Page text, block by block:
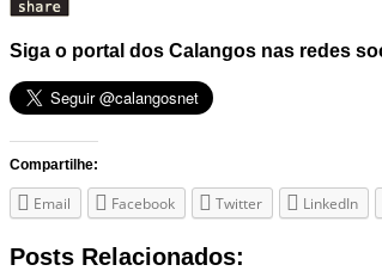
Siga o portal dos Calangos nas redes
Compartilhe:
Email Facebook Twitter LinkedIn
Posts Relacionados: